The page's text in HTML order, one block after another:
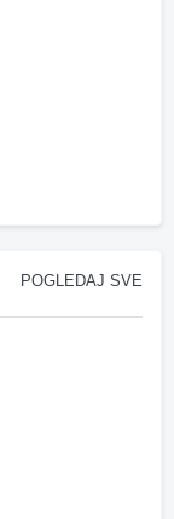
POGLEDAJ SVE